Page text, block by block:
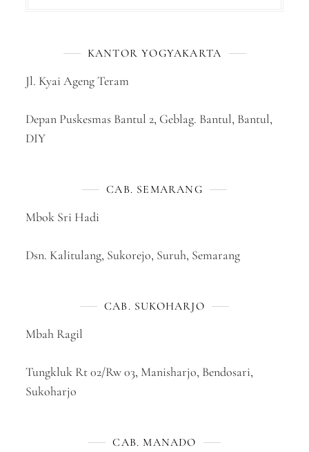
KANTOR YOGYAKARTA
Jl. Kyai Ageng Teram
Depan Puskesmas Bantul 2, Geblag. Bantul, Bantul,
DIY
CAB. SEMARANG
Mbok Sri Hadi
Dsn. Kalitulang, Sukorejo, Suruh, Semarang
CAB. SUKOHARJO
Mbah Ragil
Tungkluk Rt 02/Rw 03, Manisharjo, Bendosari,
Sukoharjo
CAB. MANADO